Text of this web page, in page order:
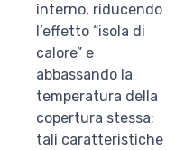
interno, riducendo
l’effetto “isola di
calore” e
abbassando la
temperatura della
copertura stessa;
tali caratteristiche